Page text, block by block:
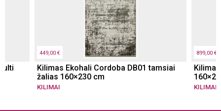
449,00 €
Kilimas Ekohali Cordoba DB01 tamsiai
žalias 160×230 cm
KILIMAI
899,00 €
KILIMAI